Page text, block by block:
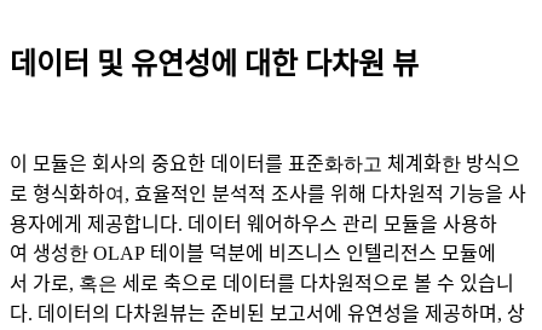
데이터 및 유연성에 대한 다차원 뷰
이 모듈은 회사의 중요한 데이터를 표준화하고 체계화한 방식으
로 형식화하여, 효율적인 분석적 조사를 위해 다차원적 기능을 사
용자에게 제공합니다. 데이터 웨어하우스 관리 모듈을 사용하
여 생성한 OLAP 테이블 덕분에 비즈니스 인텔리전스 모듈에
서 가로, 혹은 세로 축으로 데이터를 다차원적으로 볼 수 있습니
다. 데이터의 다차원뷰는 준비된 보고서에 유연성을 제공하며 , 상